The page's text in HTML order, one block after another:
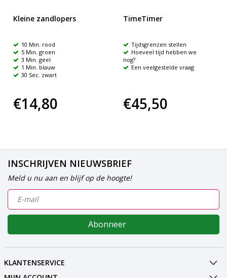
Kleine zandlopers
10 Min. rood
5 Min. groen
3 Min. geel
1 Min. blauw
30 Sec. zwart
€14,80
TimeTimer
Tijdsgrenzen stellen
Hoeveel tijd hebben we
nog?
Een veelgestelde vraag
€45,50
INSCHRIJVEN NIEUWSBRIEF
Meld u nu aan en blijf op de hoogte!
Abonneer
KLANTENSERVICE